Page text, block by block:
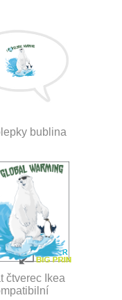
bublina
čtverec Ikea